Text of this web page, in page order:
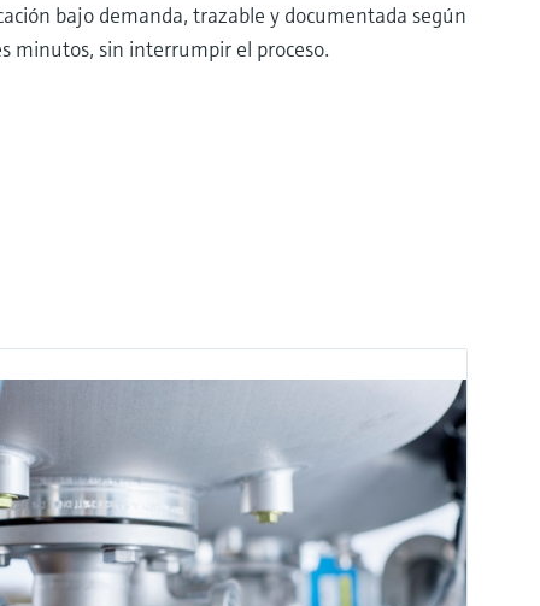
bajo demanda, trazable y documentada según
minutos, sin interrumpir el proceso.